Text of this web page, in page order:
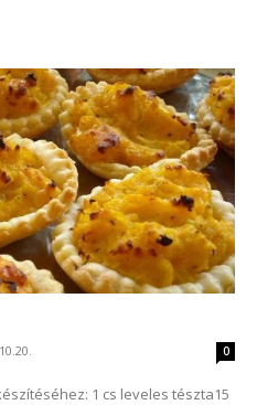
0
1 cs leveles tészta15